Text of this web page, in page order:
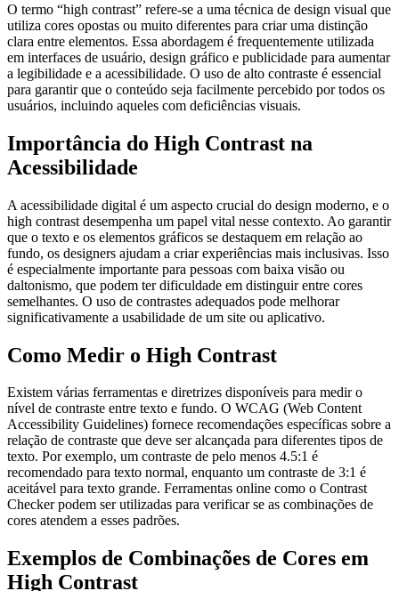
O termo “high contrast” refere-se a uma técnica de design visual que
utiliza cores opostas ou muito diferentes para criar uma distinção
clara entre elementos. Essa abordagem é frequentemente utilizada
em interfaces de usuário, design gráfico e publicidade para aumentar
a legibilidade e a acessibilidade. O uso de alto contraste é essencial
para garantir que o conteúdo seja facilmente percebido por todos os
usuários, incluindo aqueles com deficiências visuais.
Importância do High Contrast na
Acessibilidade
A acessibilidade digital é um aspecto crucial do design moderno, e o
high contrast desempenha um papel vital nesse contexto. Ao garantir
que o texto e os elementos gráficos se destaquem em relação ao
fundo, os designers ajudam a criar experiências mais inclusivas. Isso
é especialmente importante para pessoas com baixa visão ou
daltonismo, que podem ter dificuldade em distinguir entre cores
semelhantes. O uso de contrastes adequados pode melhorar
significativamente a usabilidade de um site ou aplicativo.
Como Medir o High Contrast
Existem várias ferramentas e diretrizes disponíveis para medir o
nível de contraste entre texto e fundo. O WCAG (Web Content
Accessibility Guidelines) fornece recomendações específicas sobre a
relação de contraste que deve ser alcançada para diferentes tipos de
texto. Por exemplo, um contraste de pelo menos 4.5:1 é
recomendado para texto normal, enquanto um contraste de 3:1 é
aceitável para texto grande. Ferramentas online como o Contrast
Checker podem ser utilizadas para verificar se as combinações de
cores atendem a esses padrões.
Exemplos de Combinações de Cores em
High Contrast